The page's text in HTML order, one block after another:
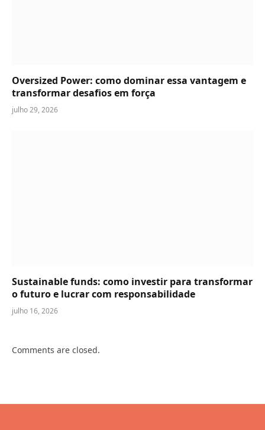
Oversized Power: como dominar essa vantagem e
transformar desafios em força
julho 29, 2026
Sustainable funds: como investir para transformar
o futuro e lucrar com responsabilidade
julho 16, 2026
Comments are closed.